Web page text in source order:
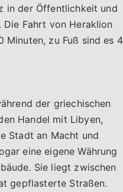
in der Öffentlichkeit und
Fahrt von Heraklion
Minuten, zu Fuß sind es 4
der griechischen
Handel mit Libyen,
Stadt an Macht und
eine eigene Währung
Sie liegt zwischen
gepflasterte Straßen.